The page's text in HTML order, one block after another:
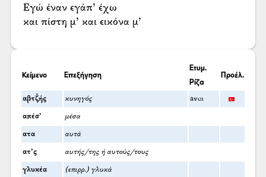
Εγώ έναν εγάπ’ έχω
και πίστη μ’ και εικόνα μ’
Κείμενο Επεξήγηση
Ετυμ.
Ρίζα
Προέλ.
αβτζ̌ής κυνηγός avcı
απέσ’ μέσα
ατα αυτά
ατ’ς αυτής/της ή αυτούς/τους
γλυκέα (επιρρ.) γλυκά